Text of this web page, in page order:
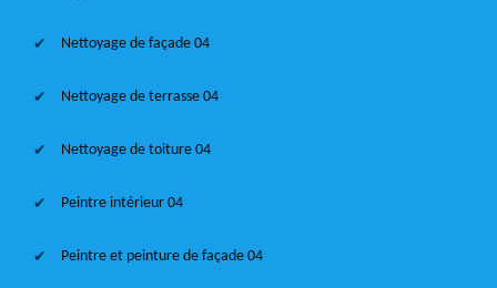
Nettoyage de façade 04
Nettoyage de terrasse 04
Nettoyage de toiture 04
Peintre intérieur 04
Peintre et peinture de façade 04